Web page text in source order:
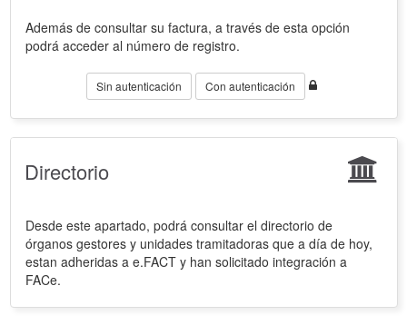
Además de consultar su factura, a través de esta opción
podrá acceder al número de registro.
Sin autenticación Con autenticación
Directorio
Desde este apartado, podrá consultar el directorio de
órganos gestores y unidades tramitadoras que a día de hoy,
estan adheridas a e.FACT y han solicitado integración a
FACe.